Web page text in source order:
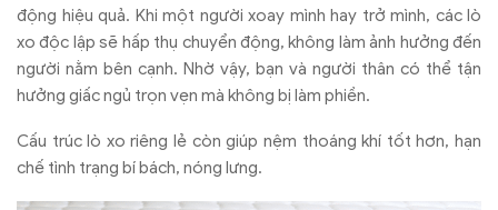
động hiệu quả. Khi một người xoay mình hay trở mình, các lò
xođộc lập sẽ hấp thụ chuyển động, không làmảnh hưởngđến
người nằm bên cạnh. Nhờ vậy, bạn và người thân có thể tận
hưởng giấc ngủ trọn vẹn mà không bị làm phiền.
Cấu trúc lò xo riêng lẻ còn giúp nệm thoáng khí tốt hơn, hạn
chế tình trạng bí bách, nóng l ưng.